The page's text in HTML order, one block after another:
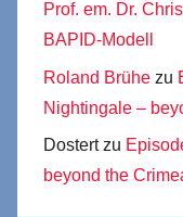
Prof. em. Dr.
BAPID-Modell
Roland Brühe zu
Nightingale –
Dostertzu
beyond the